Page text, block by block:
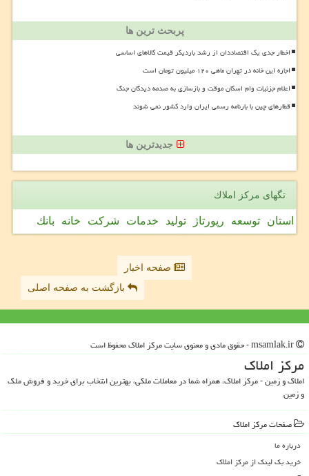
پربحث ترین ها
اخطار جدی یک اقتصاددان از رشد باردیگر قیمت کالاهای اساسی
اجاره این خانه در تهران ماهی ۱۲۰ میلیون تومان است
اعلام جزئیات وام اسکان موقت و بازسازی به صدمه دیدگان جنگ
قطارهای چین با بارنامه رسمی ایران وارد کشور نمی شوند
جدیدترین ها
تگهای مركز املاك
استان توسعه رپورتاژ تولید خدمات شركت خانه بانك
صفحه اخبار
بازگشت به صفحه اصلی
مركز املاك
املاک و زمین - مرکز املاک، همراه شما در معاملات ملکی، بهترین انتخاب برای خرید و فروش ملک
و زمین
صفحات مركز املاك
درباره ما
خرید بک لینک از مركز املاك